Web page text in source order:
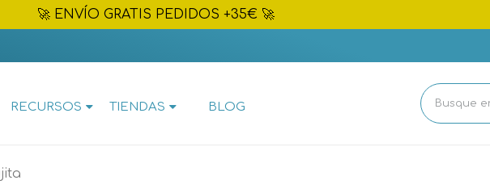
🚀 ENVÍO GRATIS PEDIDOS +35€ 🚀
RECURSOS TIENDAS BLOG